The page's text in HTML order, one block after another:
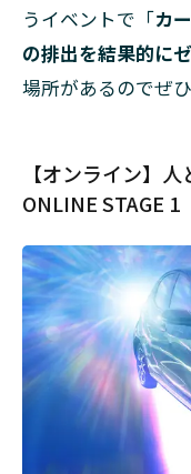
うイベントで「カ
の排出を結果的に
場所があるのでぜひ
【オンライン】
ONLINE STAGE 1